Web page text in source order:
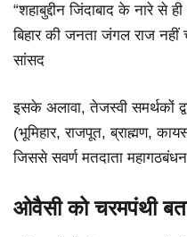
“शहाबुद्दीन जिंदाबाद के नारे से
बिहार की जनता जंगल राज नहीं
सांसद
इसके अलावा, तेजस्वी समर्थकों
(भूमिहार, राजपूत, ब्राह्मण,
जिससे सवर्ण मतदाता
ओवैसी को चरमपंथी